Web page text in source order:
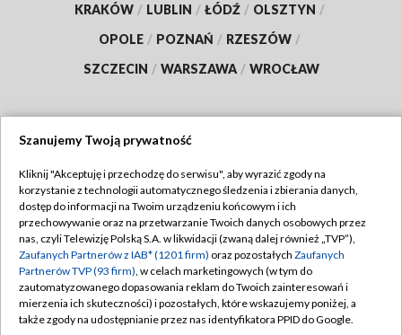
KRAKÓW / LUBLIN / ŁÓDŹ / OLSZTYN /
OPOLE / POZNAŃ / RZESZÓW /
SZCZECIN / WARSZAWA / WROCŁAW
TVP
Abonament TVP
Emisja w TVP
Centrum informacji TVP
Naziemna Telewizja Cyfrowa
Regulamin TVP
Polityka prywatności
Moje zgody
Pomoc
Szanujemy Twoją prywatność
Kliknij "Akceptuję i przechodzę do serwisu", aby wyrazić zgody na
korzystanie z technologii automatycznego śledzenia i zbierania danych,
dostęp do informacji na Twoim urządzeniu końcowym i ich
przechowywanie oraz na przetwarzanie Twoich danych osobowych przez
nas, czyli Telewizję Polską S.A. w likwidacji (zwaną dalej również „TVP”),
Zaufanych Partnerów z IAB* (1201 firm) oraz pozostałych Zaufanych
Partnerów TVP (93 firm), w celach marketingowych (w tym do
zautomatyzowanego dopasowania reklam do Twoich zainteresowań i
mierzenia ich skuteczności) i pozostałych, które wskazujemy poniżej, a
także zgody na udostępnianie przez nas identyfikatora PPID do Google.